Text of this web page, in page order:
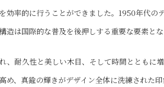
効率的に行うことができました。1950年代の
は国際的な普及を後押しする重要な要素とな
、耐久性と美しい木目、そして時間とともに
め、真鍮の輝きがデザイン全体に洗練された